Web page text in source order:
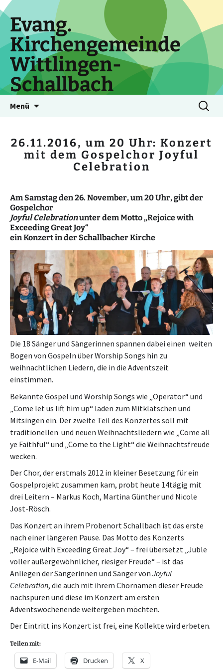
Zum
Inhalt
springen
Evang.
Kirchengemeinde
Wittlingen-
Schallbach
Menü
Suchen
nach:
26.11.2016, um 20 Uhr: Konzert
mit dem Gospelchor Joyful
Celebration
Am Samstag den 26. November, um 20 Uhr, gibt der
Gospelchor
Joyful Celebrationunter dem Motto „Rejoice with
Exceeding Great Joy“
ein Konzert in der Schallbacher Kirche
Die 18 Sänger und Sängerinnen spannen dabei einen weiten
Bogen von Gospeln über Worship Songs hin zu
weihnachtlichen Liedern, die in die Adventszeit
einstimmen.
‪Bekannte Gospel und Worship Songs wie „Operator“ und
„Come let us lift him up“ laden zum Mitklatschen und
Mitsingen ein. Der zweite Teil des Konzertes soll mit
traditionellen und neuen Weihnachtsliedern wie „Come all
ye Faithful“ und „Come to the Light“ die Weihnachtsfreude
wecken.
Der Chor, der erstmals 2012 in kleiner Besetzung für ein
Gospelprojekt zusammen kam, probt heute 14tägig mit
drei Leitern – Markus Koch, Martina Günther und Nicole
Jost-Rösch.
‪Das Konzert an ihrem Probenort Schallbach ist das erste
nach einer längeren Pause. Das Motto des Konzerts
„Rejoice with Exceeding Great Joy“ – frei übersetzt „Juble
voller außergewöhnlicher, riesiger Freude“ – ist das
Anliegen der Sängerinnen und Sänger von Joyful
Celebration, die auch mit ihrem Chornamen dieser Freude
nachspüren und diese im Konzert am ersten
Adventswochenende weitergeben möchten.
Der Eintritt ins Konzert ist frei, eine Kollekte wird erbeten.
Teilen mit:
E-Mail Drucken X